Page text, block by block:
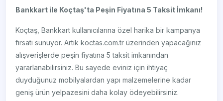
Bankkart ile Koçtaş'ta Peşin Fiyatına 5 Taksit İmkanı!
Koçtaş, Bankkart kullanıcılarına özel harika bir kampanya
fırsatı sunuyor. Artık koctas.com.tr üzerinden yapacağınız
alışverişlerde peşin fiyatına 5 taksit imkanından
yararlanabilirsiniz. Bu sayede eviniz için ihtiyaç
duyduğunuz mobilyalardan yapı malzemelerine kadar
geniş ürün yelpazesini daha kolay ödeyebilirsiniz.